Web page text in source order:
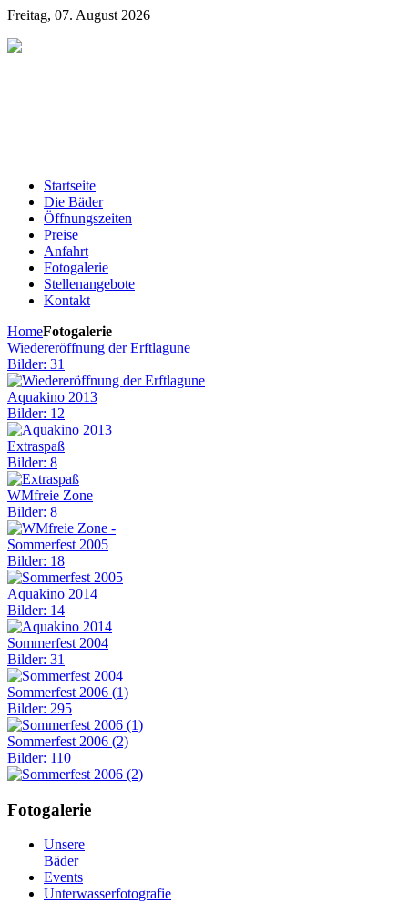
Freitag, 07. August 2026
Startseite
Die Bäder
Öffnungszeiten
Preise
Anfahrt
Fotogalerie
Stellenangebote
Kontakt
HomeFotogalerie
Wiedereröffnung der Erftlagune
Bilder: 31
Aquakino 2013
Bilder: 12
Extraspaß
Bilder: 8
WMfreie Zone
Bilder: 8
Sommerfest 2005
Bilder: 18
Aquakino 2014
Bilder: 14
Sommerfest 2004
Bilder: 31
Sommerfest 2006 (1)
Bilder: 295
Sommerfest 2006 (2)
Bilder: 110
Fotogalerie
Unsere
Bäder
Events
Unterwasserfotografie